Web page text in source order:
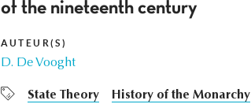
of the nineteenth century
AUTEUR(S)
D. De Vooght
State Theory History of the Monarchy